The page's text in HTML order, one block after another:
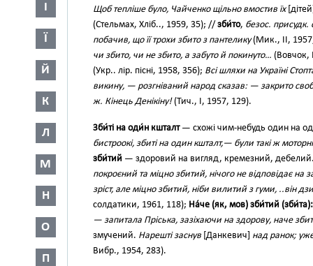
І
Ї
Й
К
Л
М
Н
О
П
Щоб тепліше було, Чайченко щільно вмостив їх
(Стельмах, Хліб.., 1959, 35); // зби́то, безос. присудк.
побачив, що її трохи збито з пантелику(Мик., II,
чи збито, чи не збито, а забуто й покинуто… (Вовчок,
(Укр.. лір. пісні, 1958, 356); Всі шляхи на Україні
викину, — розгніваний народ сказав: — закрито
ж. Кінець Денікіну!(Тич., І, 1957, 129).
Зби́ті на оди́н кшталт— схожі чим-небудь один на
бистроокі, збиті на один кшталт,— були такі ж
зби́тий — здоровий на вигляд, кремезний,
покроєний та міцно збитий, нічого не відповідає на
зріст, але міцно збитий, ніби вилитий з гуми, ..він
солдатики, 1961, 118); На́че (як, мов) зби́тий (зби́та):
— запитала Пріська, зазіхаючи на здорову, наче
змучений. Нарешті заснув [Данкевич] над ранок;
Вибр., 1954, 283).